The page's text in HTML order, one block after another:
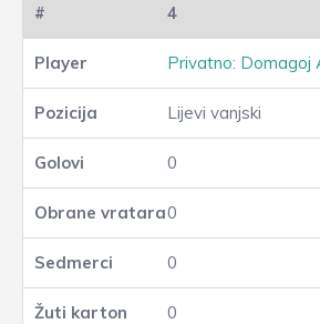
4
Privatno: Domagoj
Lijevi vanjski
0
0
0
0